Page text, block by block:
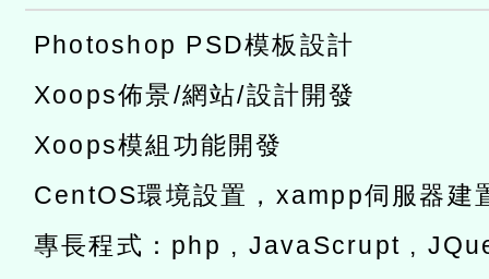
Photoshop PSD模板設計
Xoops佈景/網站/設計開發
Xoops模組功能開發
CentOS環境設置，xampp伺服器建
專長程式：php , JavaScrupt ,